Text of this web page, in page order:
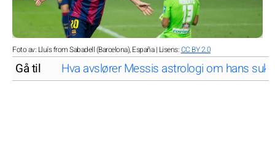
Foto av: Lluís from Sabadell (Barcelona), España | Lisens:CC BY 2.0
Gå til Hva avslører Messis astrologi om hans